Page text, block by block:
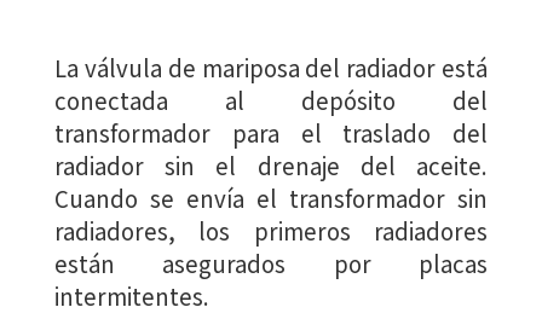
La válvula de mariposa del radiador está
conectada al depósito del
transformador para el traslado del
radiador sin el drenaje del aceite.
Cuando se envía el transformador sin
radiadores, los primeros radiadores
están asegurados por placas
intermitentes.